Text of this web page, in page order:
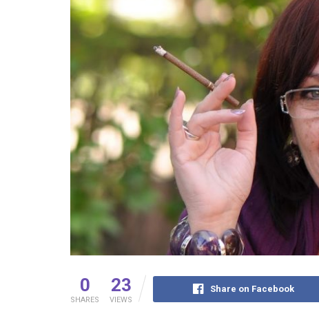
0
SHARES
23
VIEWS
Share on Facebook